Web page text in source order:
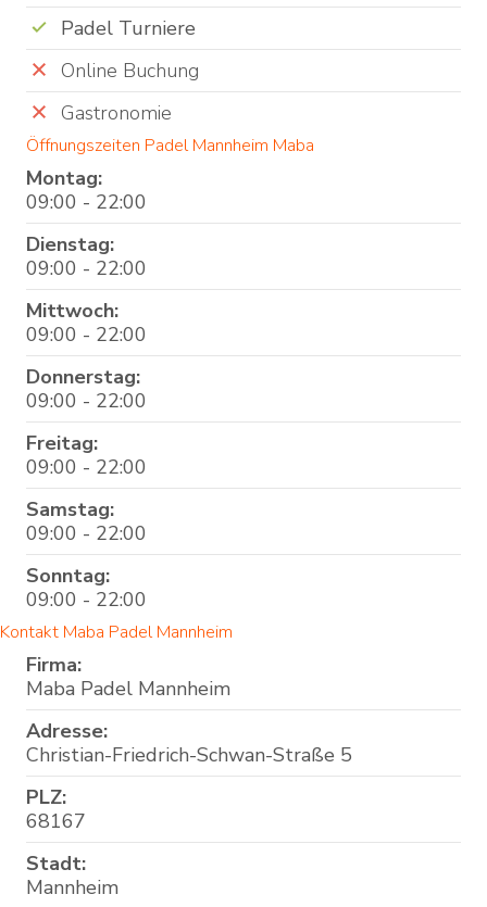
Padel Turniere
Online Buchung
Gastronomie
Öffnungszeiten Padel Mannheim Maba
Montag:
09:00 - 22:00
Dienstag:
09:00 - 22:00
Mittwoch:
09:00 - 22:00
Donnerstag:
09:00 - 22:00
Freitag:
09:00 - 22:00
Samstag:
09:00 - 22:00
Sonntag:
09:00 - 22:00
Kontakt Maba Padel Mannheim
Firma:
Maba Padel Mannheim
Adresse:
Christian-Friedrich-Schwan-Straße 5
PLZ:
68167
Stadt:
Mannheim